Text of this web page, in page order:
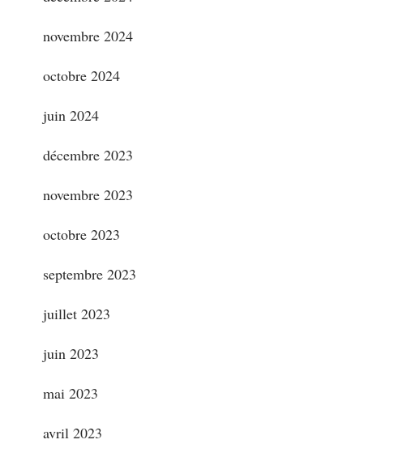
novembre 2024
octobre 2024
juin 2024
décembre 2023
novembre 2023
octobre 2023
septembre 2023
juillet 2023
juin 2023
mai 2023
avril 2023